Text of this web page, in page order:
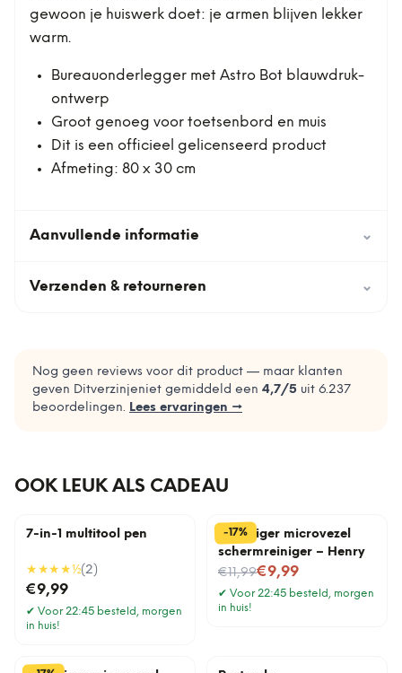
gewoon je huiswerk doet: je armen blijven lekker
warm.
Bureauonderlegger met Astro Bot blauwdruk-
ontwerp
Groot genoeg voor toetsenbord en muis
Dit is een officieel gelicenseerd product
Afmeting: 80 x 30 cm
Aanvullende informatie ⌄
Verzenden & retourneren ⌄
Nog geen reviews voor dit product — maar klanten
geven Ditverzinjeniet gemiddeld een 4,7/5 uit 6.237
beoordelingen. Lees ervaringen →
OOK LEUK ALS CADEAU
7-in-1 multitool pen
★★★★½(2 )
€9,99
✔ Voor 22:45 besteld, morgen
in huis!
-17%
Stofzuiger microvezel
schermreiniger – Henry
€11,99
Nu voor€9,99
✔ Voor 22:45 besteld, morgen
in huis!